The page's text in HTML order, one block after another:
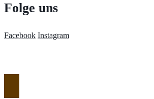
Folge uns
Facebook Instagram